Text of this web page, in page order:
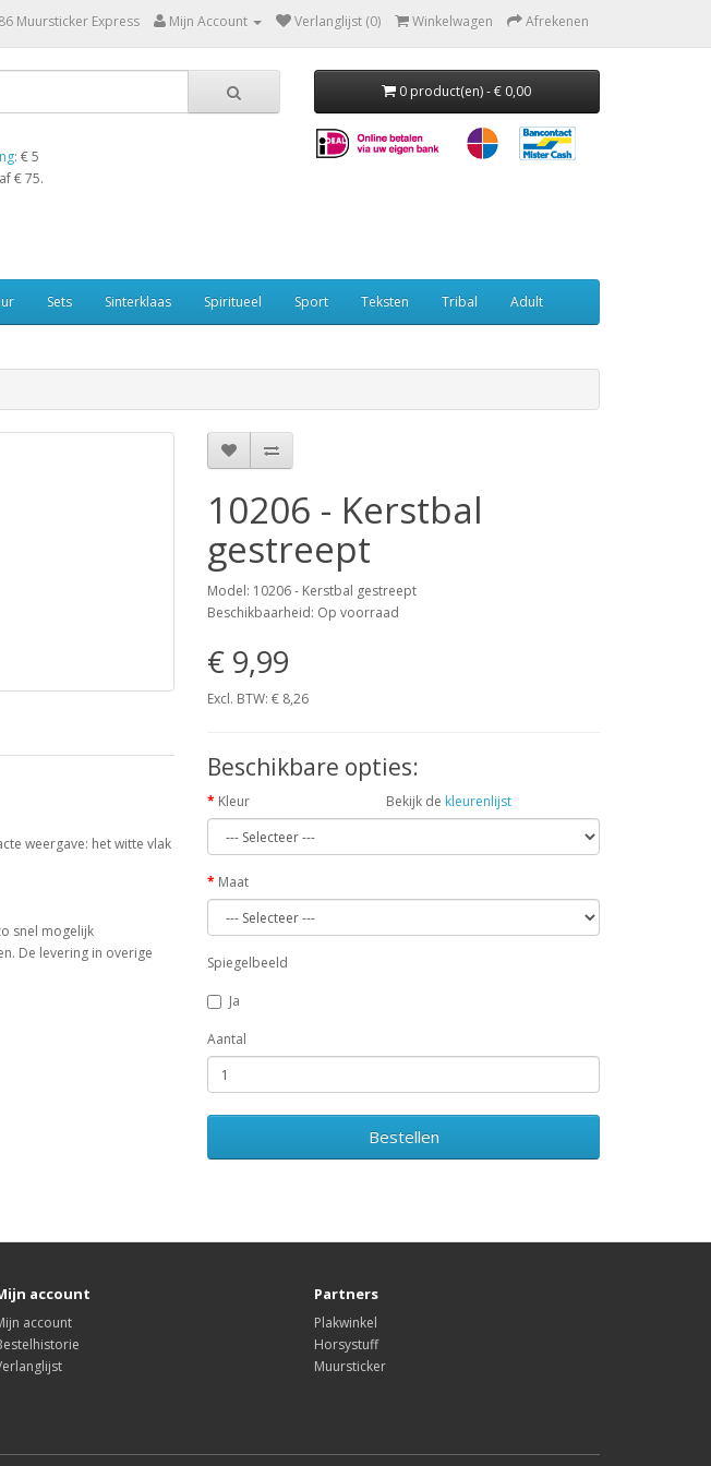
Muursticker Express Mijn Account Verlanglijst (0) Winkelwagen Afrekenen
: € 5
€ 75.
0 product(en) - € 0,00
Sets Sinterklaas Spiritueel Sport Teksten Tribal Adult
weergave: het witte vlak
snel mogelijk
De levering in overige
10206 - Kerstbal
gestreept
Model: 10206 - Kerstbal gestreept
Beschikbaarheid: Op voorraad
€ 9,99
Excl. BTW: € 8,26
Beschikbare opties:
Kleur Bekijk de kleurenlijst
Maat
Spiegelbeeld
Ja
Aantal
Bestellen
account
account
Partners
Plakwinkel
Horsystuff
Muursticker